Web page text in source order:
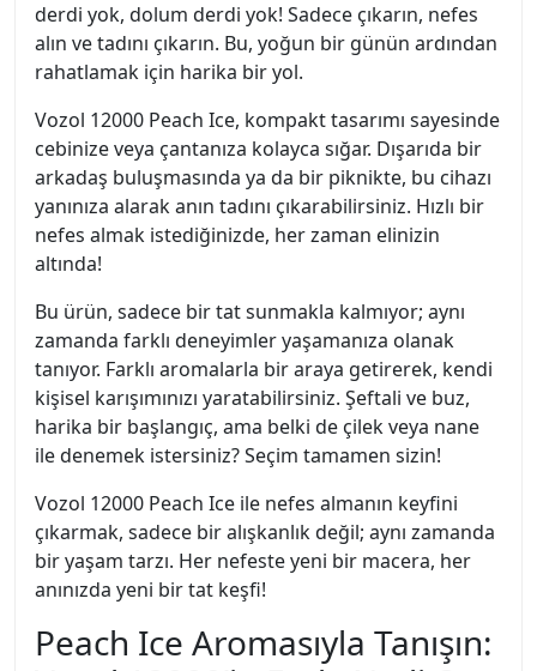
derdi yok, dolum derdi yok! Sadece çıkarın, nefes
alın ve tadını çıkarın. Bu, yoğun bir günün ardından
rahatlamak için harika bir yol.
Vozol 12000 Peach Ice, kompakt tasarımı sayesinde
cebinize veya çantanıza kolayca sığar. Dışarıda bir
arkadaş buluşmasında ya da bir piknikte, bu cihazı
yanınıza alarak anın tadını çıkarabilirsiniz. Hızlı bir
nefes almak istediğinizde, her zaman elinizin
altında!
Bu ürün, sadece bir tat sunmakla kalmıyor; aynı
zamanda farklı deneyimler yaşamanıza olanak
tanıyor. Farklı aromalarla bir araya getirerek, kendi
kişisel karışımınızı yaratabilirsiniz. Şeftali ve buz,
harika bir başlangıç, ama belki de çilek veya nane
ile denemek istersiniz? Seçim tamamen sizin!
Vozol 12000 Peach Ice ile nefes almanın keyfini
çıkarmak, sadece bir alışkanlık değil; aynı zamanda
bir yaşam tarzı. Her nefeste yeni bir macera, her
anınızda yeni bir tat keşfi!
Peach Ice Aromasıyla Tanışın: